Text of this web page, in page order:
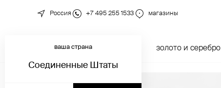
Россия +7 495 255 1533 магазины
новинки золото и серебро
ваша страна
Соединенные Штаты